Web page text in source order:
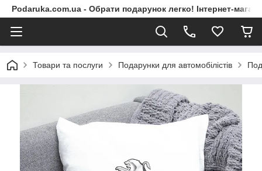
Podaruka.com.ua - Обрати подарунок легко! Інтернет-
Товари та послуги Подарунки для автомобілістів